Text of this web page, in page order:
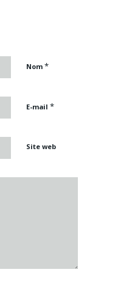
Nom *
E-mail *
Site web